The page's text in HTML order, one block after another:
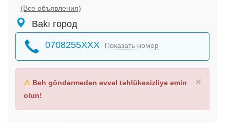
(Все объявления)
Bakı город
0708255XXX Показать номер
×
⚠ Beh göndərmədən əvvəl təhlükəsizliyə əmin
olun!